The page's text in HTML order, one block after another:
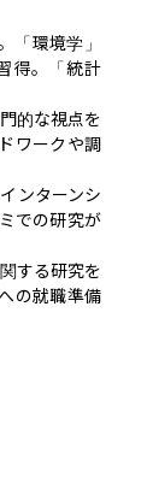
「環境学」
得。「統計
的な視点を
ワークや調
ンターンシ
での研究が
する研究を
の就職準備